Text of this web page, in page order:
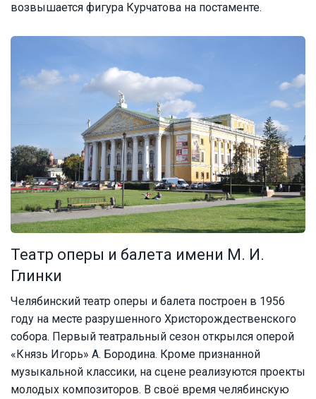
возвышается фигура Курчатова на постаменте.
Театр оперы и балета имени М. И.
Глинки
Челябинский театр оперы и балета построен в 1956
году на месте разрушенного Христорождественского
собора. Первый театральный сезон открылся оперой
«Князь Игорь» А. Бородина. Кроме признанной
музыкальной классики, на сцене реализуются проекты
молодых композиторов. В своё время челябинскую